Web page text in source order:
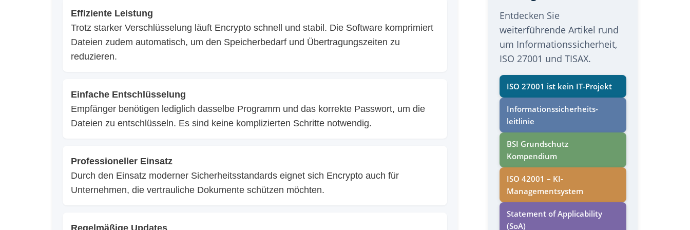
Effiziente Leistung
Trotz starker Verschlüsselung läuft Encrypto schnell und stabil. Die Software komprimiert
Dateien zudem automatisch, um den Speicherbedarf und Übertragungszeiten zu
reduzieren.
Einfache Entschlüsselung
Empfänger benötigen lediglich dasselbe Programm und das korrekte Passwort, um die
Dateien zu entschlüsseln. Es sind keine komplizierten Schritte notwendig.
Professioneller Einsatz
Durch den Einsatz moderner Sicherheitsstandards eignet sich Encrypto auch für
Unternehmen, die vertrauliche Dokumente schützen möchten.
Regelmäßige Updates
Entdecken Sie
weiterführende Artikel rund
um Informationssicherheit,
ISO 27001 und TISAX.
ISO 27001 ist kein IT-Projekt
Informations­sicherheits­
leitlinie
BSI Grundschutz
Kompendium
ISO 42001 – KI-
Managementsystem
Statement of Applicability
(SoA)